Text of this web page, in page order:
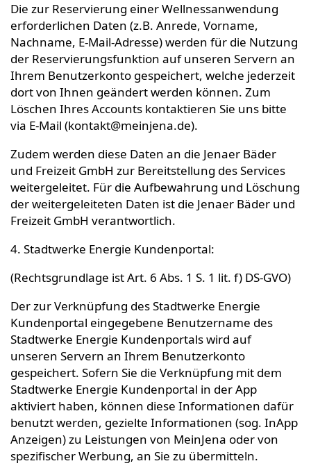
Die zur Reservierung einer Wellnessanwendung
erforderlichen Daten (z.B. Anrede, Vorname,
Nachname, E-Mail-Adresse) werden für die Nutzung
der Reservierungsfunktion auf unseren Servern an
Ihrem Benutzerkonto gespeichert, welche jederzeit
dort von Ihnen geändert werden können. Zum
Löschen Ihres Accounts kontaktieren Sie uns bitte
via E-Mail (kontakt@meinjena.de).
Zudem werden diese Daten an die Jenaer Bäder
und Freizeit GmbH zur Bereitstellung des Services
weitergeleitet. Für die Aufbewahrung und Löschung
der weitergeleiteten Daten ist die Jenaer Bäder und
Freizeit GmbH verantwortlich.
4. Stadtwerke Energie Kundenportal:
(Rechtsgrundlage ist Art. 6 Abs. 1 S. 1 lit. f) DS-GVO)
Der zur Verknüpfung des Stadtwerke Energie
Kundenportal eingegebene Benutzername des
Stadtwerke Energie Kundenportals wird auf
unseren Servern an Ihrem Benutzerkonto
gespeichert. Sofern Sie die Verknüpfung mit dem
Stadtwerke Energie Kundenportal in der App
aktiviert haben, können diese Informationen dafür
benutzt werden, gezielte Informationen (sog. InApp
Anzeigen) zu Leistungen von MeinJena oder von
spezifischer Werbung, an Sie zu übermitteln.